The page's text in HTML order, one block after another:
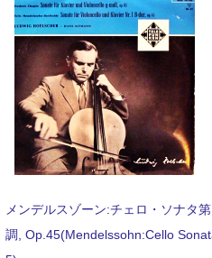
メンデルスゾーン:チェロ・ソナタ
調, Op.45(Mendelssohn:Cello